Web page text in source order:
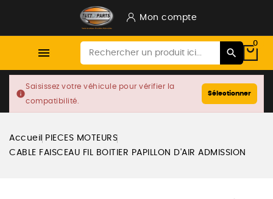
Mon compte

0
info
Saisissez votre véhicule pour vérifier la
compatibilité.
Sélectionner
Accueil
PIECES MOTEURS
CABLE FAISCEAU FIL BOITIER PAPILLON D'AIR ADMISSION